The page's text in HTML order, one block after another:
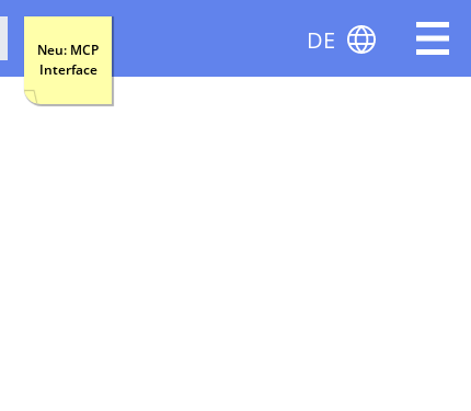
Neu: MCP
Interface
DE